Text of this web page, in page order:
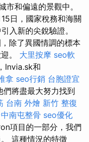
市和偏遠的景觀中。
日，國家稅務和海關
入新的尖銳驗證。
除了異國情調的標本
。 大里按摩 seo軟
Invia.sk和
拿 seo行銷 台胞證宜
將盡最大努力找到
台南 外燴 新竹 整復
南屯整骨 seo優化
項目的一部分，我們
這種情況的特徵